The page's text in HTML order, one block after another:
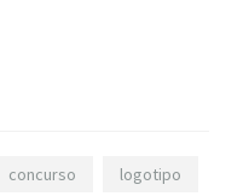
concurso logotipo